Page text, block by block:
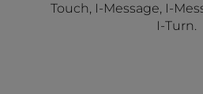
Touch, I-Message, I-
I-Turn.